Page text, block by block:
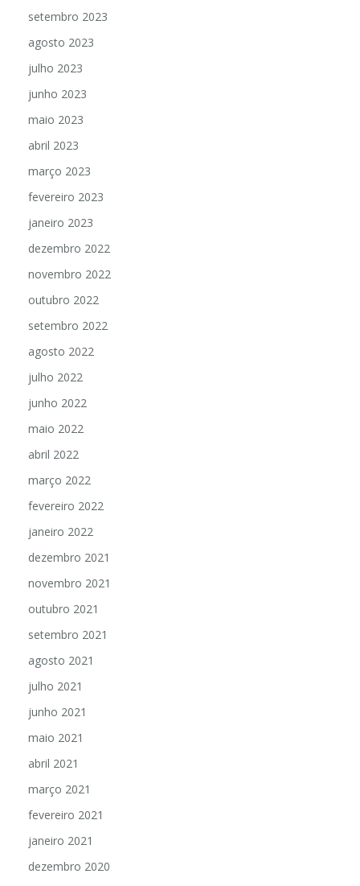
setembro 2023
agosto 2023
julho 2023
junho 2023
maio 2023
abril 2023
março 2023
fevereiro 2023
janeiro 2023
dezembro 2022
novembro 2022
outubro 2022
setembro 2022
agosto 2022
julho 2022
junho 2022
maio 2022
abril 2022
março 2022
fevereiro 2022
janeiro 2022
dezembro 2021
novembro 2021
outubro 2021
setembro 2021
agosto 2021
julho 2021
junho 2021
maio 2021
abril 2021
março 2021
fevereiro 2021
janeiro 2021
dezembro 2020